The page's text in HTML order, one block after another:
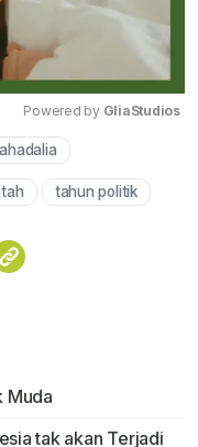
Powered by GliaStudios
tahun politik
Muda
tak akan Terjadi